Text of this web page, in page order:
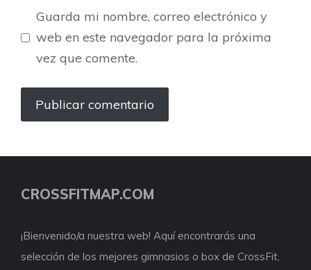
Guarda mi nombre, correo electrónico y
web en este navegador para la próxima
vez que comente.
CROSSFITMAP.COM
¡Bienvenido/a nuestra web! Aquí encontrarás una
selección de los mejores gimnasios o box de CrossFit,